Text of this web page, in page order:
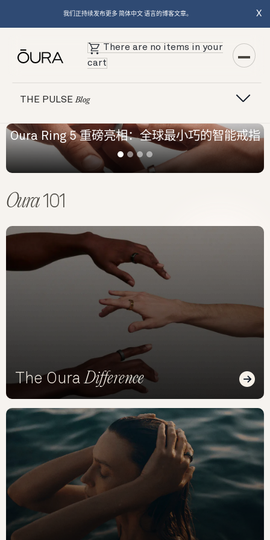
我们正持续发布更多 简体中文 语言的博客文章。 X
There are no items in your
cart
THE PULSEBlog
Oura Ring 5 重磅亮相：全球最小巧的智能戒指
Oura101
The OuraDifference